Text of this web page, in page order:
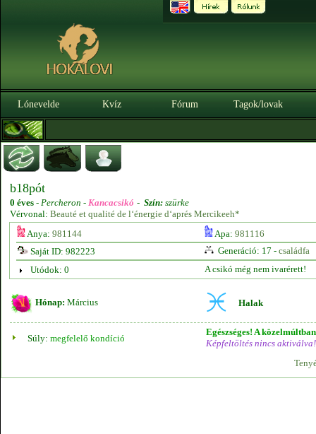
Lónevelde Kvíz Fórum Tagok/lovak
b18pót
0 éves - Percheron - Kancacsikó - Szín: szürke
Vérvonal: Beauté et qualité de l‘énergie d‘aprés Mercikeeh*
Anya: 981144 Apa: 981116
Saját ID: 982223
Generáció: 17 - családfa
Utódok: 0
A csikó még nem ivarérett!
Hónap: Március Halak
Súly: megfelelő kondíció
Egészséges! A
Képfeltöltés nincs aktiválva!